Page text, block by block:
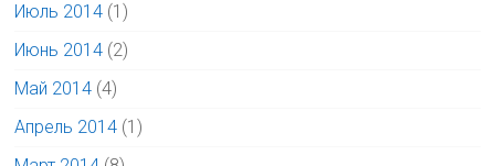
Июль 2014 (1)
Июнь 2014 (2)
Май 2014 (4)
Апрель 2014 (1)